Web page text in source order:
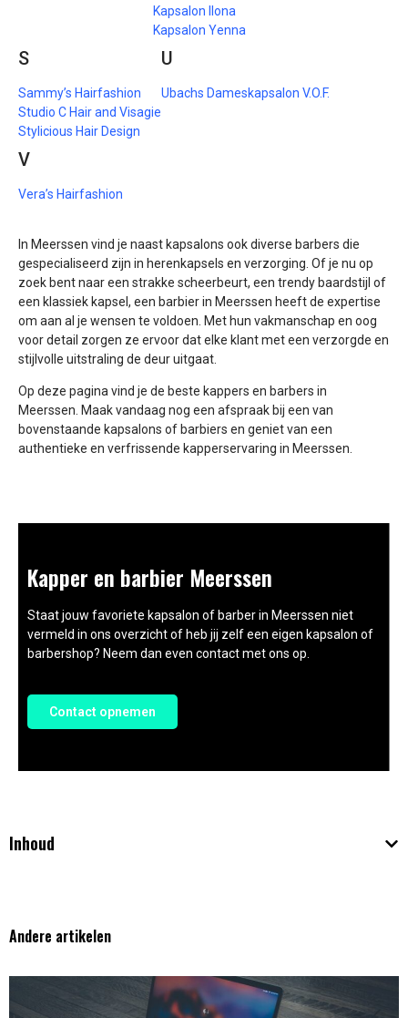
Kapsalon Ilona
Kapsalon Yenna
S
Sammy’s Hairfashion
Studio C Hair and Visagie
Stylicious Hair Design
U
Ubachs Dameskapsalon V.O.F.
V
Vera’s Hairfashion
In Meerssen vind je naast kapsalons ook diverse barbers die
gespecialiseerd zijn in herenkapsels en verzorging. Of je nu op
zoek bent naar een strakke scheerbeurt, een trendy baardstijl of
een klassiek kapsel, een barbier in Meerssen heeft de expertise
om aan al je wensen te voldoen. Met hun vakmanschap en oog
voor detail zorgen ze ervoor dat elke klant met een verzorgde en
stijlvolle uitstraling de deur uitgaat.
Op deze pagina vind je de beste kappers en barbers in
Meerssen. Maak vandaag nog een afspraak bij een van
bovenstaande kapsalons of barbiers en geniet van een
authentieke en verfrissende kapperservaring in Meerssen.
Kapper en barbier Meerssen
Staat jouw favoriete kapsalon of barber in Meerssen niet
vermeld in ons overzicht of heb jij zelf een eigen kapsalon of
barbershop? Neem dan even contact met ons op.
Contact opnemen
Inhoud
Andere artikelen